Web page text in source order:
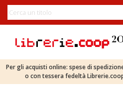
Per gli acquisti online: spese di
o con tessera fedeltà